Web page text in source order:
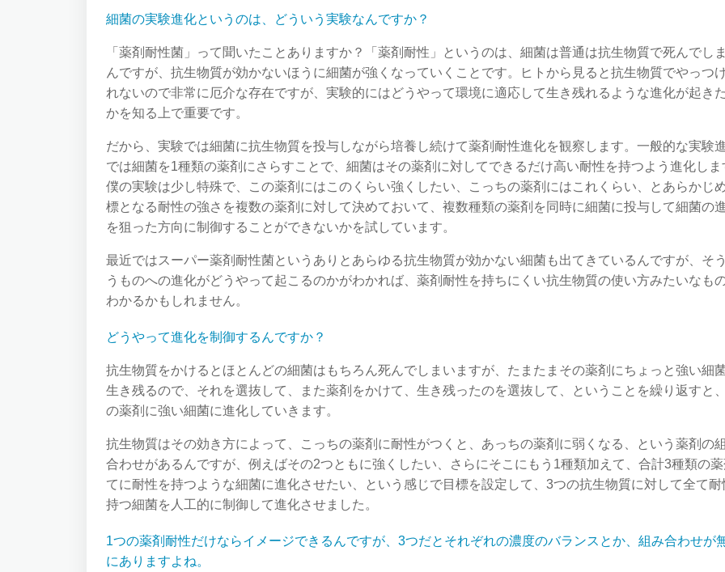
細菌の実験進化というのは、どういう実験なんですか？
「薬剤耐性菌」って聞いたことありますか？「薬剤耐性」というのは、細菌は普通は抗生物質で死んでし
んですが、抗生物質が効かないほうに細菌が強くなっていくことです。ヒトから見ると抗生物質でやっつ
れないので非常に厄介な存在ですが、実験的にはどうやって環境に適応して生き残れるような進化が起き
かを知る上で重要です。
だから、実験では細菌に抗生物質を投与しながら培養し続けて薬剤耐性進化を観察します。一般的な実験
では細菌を1種類の薬剤にさらすことで、細菌はその薬剤に対してできるだけ高い耐性を持つよう進化しま
僕の実験は少し特殊で、この薬剤にはこのくらい強くしたい、こっちの薬剤にはこれくらい、とあらかじ
標となる耐性の強さを複数の薬剤に対して決めておいて、複数種類の薬剤を同時に細菌に投与して細菌の
を狙った方向に制御することができないかを試しています。
最近ではスーパー薬剤耐性菌というありとあらゆる抗生物質が効かない細菌も出てきているんですが、そ
うものへの進化がどうやって起こるのかがわかれば、薬剤耐性を持ちにくい抗生物質の使い方みたいなも
わかるかもしれません。
どうやって進化を制御するんですか？
抗生物質をかけるとほとんどの細菌はもちろん死んでしまいますが、たまたまその薬剤にちょっと強い細
生き残るので、それを選抜して、また薬剤をかけて、生き残ったのを選抜して、ということを繰り返すと
の薬剤に強い細菌に進化していきます。
抗生物質はその効き方によって、こっちの薬剤に耐性がつくと、あっちの薬剤に弱くなる、という薬剤の
合わせがあるんですが、例えばその2つともに強くしたい、さらにそこにもう1種類加えて、合計3種類の
てに耐性を持つような細菌に進化させたい、という感じで目標を設定して、3つの抗生物質に対して全て耐
持つ細菌を人工的に制御して進化させました。
1つの薬剤耐性だけならイメージできるんですが、3つだとそれぞれの濃度のバランスとか、組み合わせが
にありますよね。